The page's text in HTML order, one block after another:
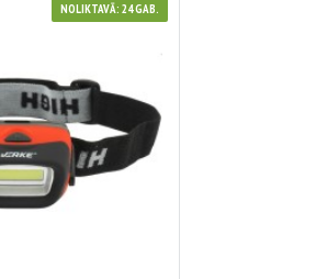
NOLIKTAVĀ: 24 GAB.